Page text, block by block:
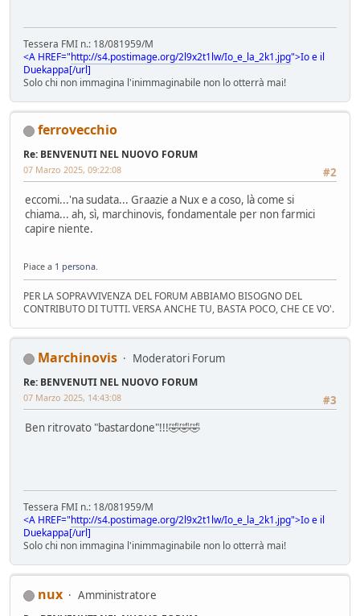
Tessera FMI n.: 18/081959/M
<A HREF="http://s4.postimage.org/2l9x2t1lw/Io_e_la_2k1.jpg">Io e il
Duekappa[/url]
Solo chi non immagina l'inimmaginabile non lo otterrà mai!
ferrovecchio
Re: BENVENUTI NEL NUOVO FORUM
#2
07 Marzo 2025, 09:22:08
eccomi...'na sudata... Graazie a Nux e a coso, là come si
chiama... ah, sì, marchinovis, fondamentale per non farmici
capire niente.
Piace a 1 persona
PER LA SOPRAVVIVENZA DEL FORUM ABBIAMO BISOGNO DEL
CONTRIBUTO DI TUTTI. VERSA ANCHE TU, BASTA POCO, CHE CE VO'.
Marchinovis Moderatori Forum
Re: BENVENUTI NEL NUOVO FORUM
#3
07 Marzo 2025, 14:43:08
Ben ritrovato "bastardone"!!!🤣🤣🤣
Tessera FMI n.: 18/081959/M
<A HREF="http://s4.postimage.org/2l9x2t1lw/Io_e_la_2k1.jpg">Io e il
Duekappa[/url]
Solo chi non immagina l'inimmaginabile non lo otterrà mai!
nux Amministratore